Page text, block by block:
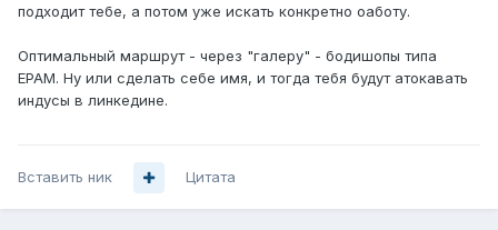
подходит тебе, а потом уже искать конкретно оаботу.
Оптимальный маршрут - через "галеру" - бодишопы типа
EPAM. Ну или сделать себе имя, и тогда тебя будут атокавать
индусы в линкедине.
Вставить ник Цитата